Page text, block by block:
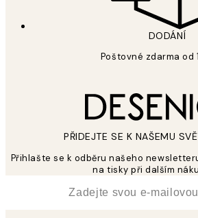
DODÁNÍ
Poštovné zdarma od
PŘIDEJTE SE K NAŠEMU
Přihlašte se k odběru našeho
na tisky při dalším